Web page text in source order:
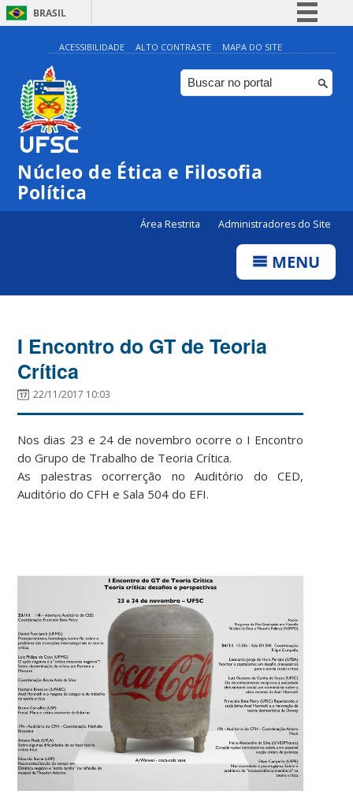
BRASIL
Simplifique!
Comunica BR
Participe
Canais
ACESSIBILIDADE ALTO CONTRASTE MAPA DO SITE
Núcleo de Ética e Filosofia
Política
Área Restrita Administradores do Site
MENU
I Encontro do GT de Teoria
Crítica
22/11/2017 10:03
Nos dias 23 e 24 de novembro ocorre o I Encontro
do Grupo de Trabalho de Teoria Crítica.
As palestras ocorrerção no Auditório do CED,
Auditório do CFH e Sala 504 do EFI.